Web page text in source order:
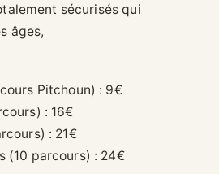
sécurisés qui
âges,
Pitchoun) : 9€
: 16€
: 21€
(10 parcours) : 24€